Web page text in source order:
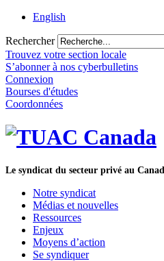
English
Rechercher
Trouvez votre section locale
S’abonner à nos cyberbulletins
Connexion
Bourses d'études
Coordonnées
Le syndicat du secteur privé au
Notre syndicat
Médias et nouvelles
Ressources
Enjeux
Moyens d’action
Se syndiquer